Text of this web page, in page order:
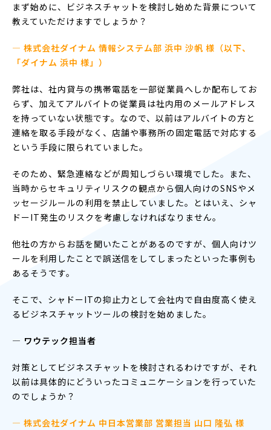
まず始めに、ビジネスチャットを検討し始めた背景について
教えていただけますでしょうか？
— 株式会社ダイナム 情報システム部 浜中 沙帆 様（以下、
「ダイナム 浜中 様」）
弊社は、社内貸与の携帯電話を一部従業員へしか配布してお
らず、加えてアルバイトの従業員は社内用のメールアドレス
を持っていない状態です。なので、以前はアルバイトの方と
連絡を取る手段がなく、店舗や事務所の固定電話で対応する
という手段に限られていました。
そのため、緊急連絡などが周知しづらい環境でした。また、
当時からセキュリティリスクの観点から個人向けのSNSやメ
ッセージルールの利用を禁止していました。とはいえ、シャ
ドーIT発生のリスクを考慮しなければなりません。
他社の方からお話を聞いたことがあるのですが、個人向けツ
ールを利用したことで誤送信をしてしまったといった事例も
あるそうです。
そこで、シャドーITの抑止力として会社内で自由度高く使え
るビジネスチャットツールの検討を始めました。
― ワウテック担当者
対策としてビジネスチャットを検討されるわけですが、それ
以前は具体的にどういったコミュニケーションを行っていた
のでしょうか？
— 株式会社ダイナム 中日本営業部 営業担当 山口 隆弘 様